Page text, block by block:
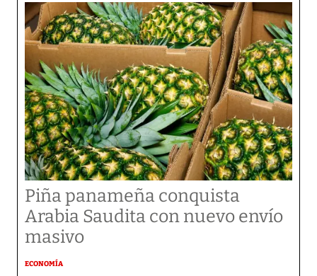
Piña panameña conquista
Arabia Saudita con nuevo envío
masivo
ECONOMÍA